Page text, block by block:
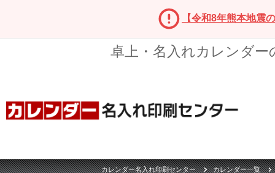
【令和8年熊本地震
卓上・名入れカレンダ
カレンダー名入れ印刷センター カレンダー一覧